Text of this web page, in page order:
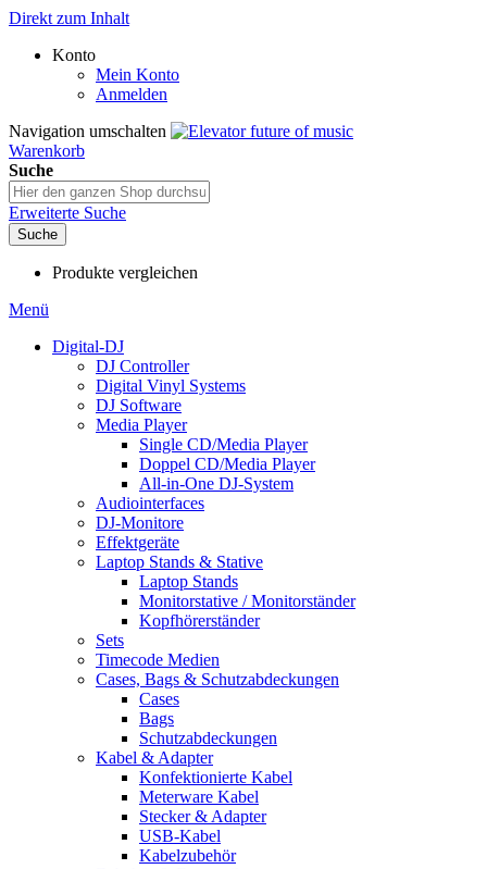
Direkt zum Inhalt
Konto
Mein Konto
Anmelden
Navigation umschalten
Warenkorb
Suche
Erweiterte Suche
Suche
Produkte vergleichen
Menü
Digital-DJ
DJ Controller
Digital Vinyl Systems
DJ Software
Media Player
Single CD/Media Player
Doppel CD/Media Player
All-in-One DJ-System
Audiointerfaces
DJ-Monitore
Effektgeräte
Laptop Stands & Stative
Laptop Stands
Monitorstative / Monitorständer
Kopfhörerständer
Sets
Timecode Medien
Cases, Bags & Schutzabdeckungen
Cases
Bags
Schutzabdeckungen
Kabel & Adapter
Konfektionierte Kabel
Meterware Kabel
Stecker & Adapter
USB-Kabel
Kabelzubehör